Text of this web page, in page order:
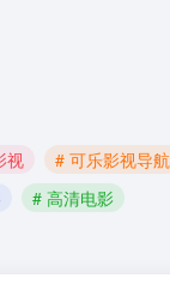
视 # 可乐影视导航
# 高清电影